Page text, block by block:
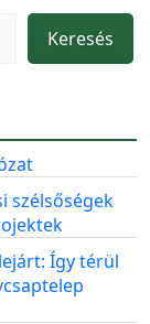
Keresés
szélsőségek
Így térül